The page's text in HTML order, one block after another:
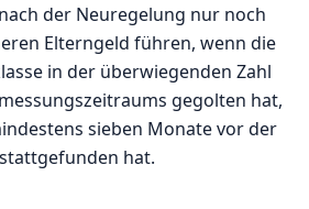
der Neuregelung nur noch
Elterngeld führen, wenn die
in der überwiegenden Zahl
gegolten hat,
sieben Monate vor der
hat.